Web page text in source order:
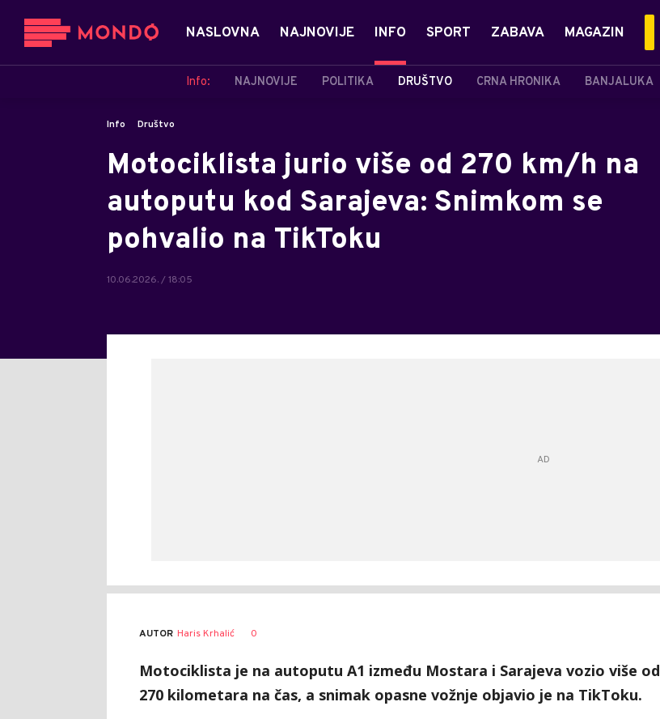
NASLOVNA NAJNOVIJE INFO
Info: NAJNOVIJE POLITIKA DRUŠTVO CRNA HRONIKA BANJALUKA
SPORT ZABAVA MAGAZIN
Info Društvo
Motociklista jurio više od 270 km/h na
autoputu kod Sarajeva: Snimkom se
pohvalio na TikToku
10.06.2026. / 18:05
AUTOR Haris Krhalić 0
Motociklista je na autoputu A1 između Mostara i Sarajeva vozio više od
270 kilometara na čas, a snimak opasne vožnje objavio je na TikToku.